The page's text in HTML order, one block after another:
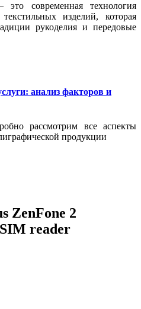
современная технология
изделий, которая
рукоделия и передовые
анализ факторов и
рассмотрим все аспекты
продукции
ZenFone 2
reader